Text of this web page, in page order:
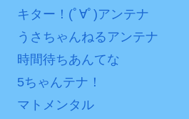
キター！(ﾟ∀ﾟ)アンテナ
うさちゃんねるアンテナ
時間待ちあんてな
5ちゃんテナ！
マトメンタル